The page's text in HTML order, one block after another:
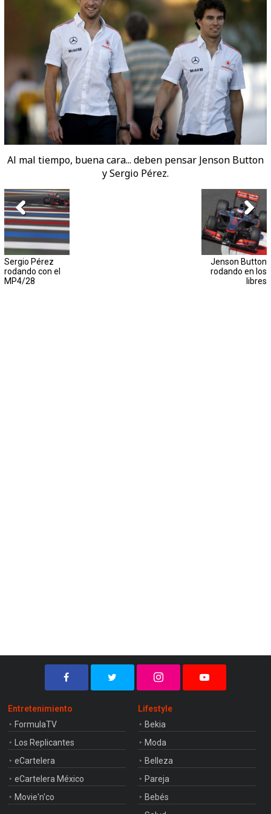
Al mal tiempo, buena cara... deben pensar Jenson Button
y Sergio Pérez.
Sergio Pérez
rodando con el
MP4/28
Jenson Button
rodando en los
libres
Entretenimiento
FormulaTV
Los Replicantes
eCartelera
eCartelera México
Movie'n'co
Lifestyle
Bekia
Moda
Belleza
Pareja
Bebés